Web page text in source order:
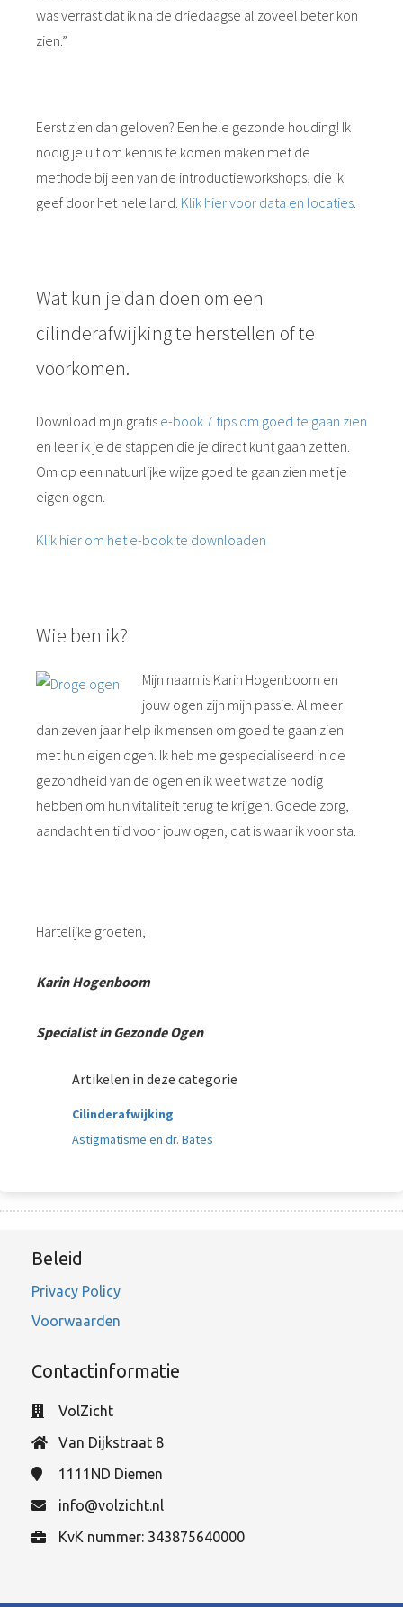
was verrast dat ik na de driedaagse al zoveel beter kon
zien.”
Eerst zien dan geloven? Een hele gezonde houding! Ik
nodig je uit om kennis te komen maken met de
methode bij een van de introductieworkshops, die ik
geef door het hele land. Klik hier voor data en locaties.
Wat kun je dan doen om een
cilinderafwijking te herstellen of te
voorkomen.
Download mijn gratis e-book 7 tips om goed te gaan zien
en leer ik je de stappen die je direct kunt gaan zetten.
Om op een natuurlijke wijze goed te gaan zien met je
eigen ogen.
Klik hier om het e-book te downloaden
Wie ben ik?
Mijn naam is Karin Hogenboom en
jouw ogen zijn mijn passie. Al meer
dan zeven jaar help ik mensen om goed te gaan zien
met hun eigen ogen. Ik heb me gespecialiseerd in de
gezondheid van de ogen en ik weet wat ze nodig
hebben om hun vitaliteit terug te krijgen. Goede zorg,
aandacht en tijd voor jouw ogen, dat is waar ik voor sta.
Hartelijke groeten,
Karin Hogenboom
Specialist in Gezonde Ogen
Artikelen in deze categorie
Cilinderafwijking
Astigmatisme en dr. Bates
Beleid
Privacy Policy
Voorwaarden
Contactinformatie
VolZicht
Van Dijkstraat 8
1111ND Diemen
info@volzicht.nl
KvK nummer: 343875640000